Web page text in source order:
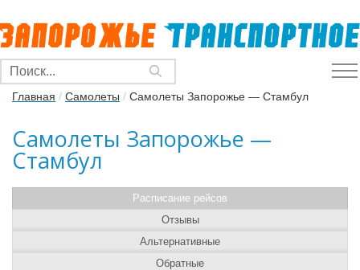
Главная / Самолеты / Самолеты Запорожье — Стамбул
Самолеты Запорожье —
Стамбул
Расписание рейсов
Отзывы
Альтернативные
Обратные